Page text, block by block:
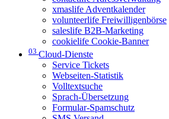
xmaslife Adventkalender
volunteerlife Freiwilligenbörse
saleslife B2B-Marketing
cookielife Cookie-Banner
03 Cloud-Dienste
Service Tickets
Webseiten-Statistik
Volltextsuche
Sprach-Übersetzung
Formular-Spamschutz